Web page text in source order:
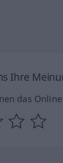
Ihre
das